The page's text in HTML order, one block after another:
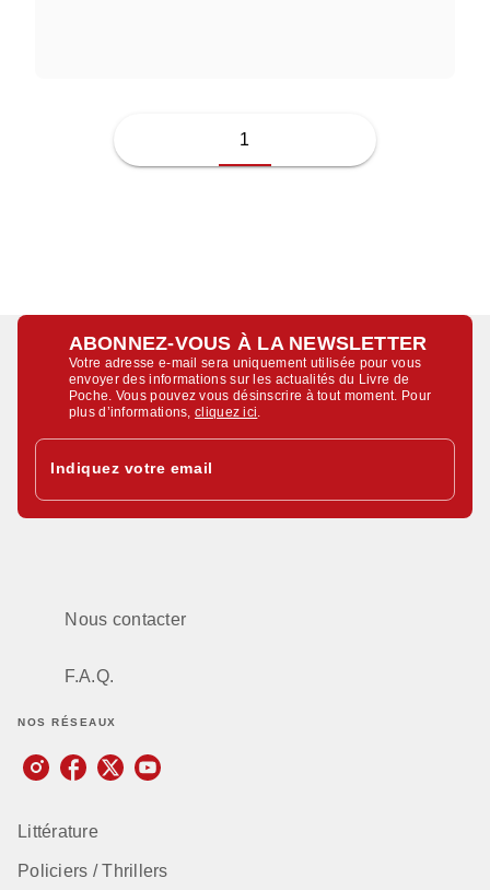
1
ABONNEZ-VOUS À LA NEWSLETTER
Votre adresse e-mail sera uniquement utilisée pour vous
envoyer des informations sur les actualités du Livre de
Poche. Vous pouvez vous désinscrire à tout moment. Pour
plus d’informations,cliquez ici
Indiquez votre email
Nous contacter
F.A.Q.
NOS RÉSEAUX
Littérature
Policiers / Thrillers